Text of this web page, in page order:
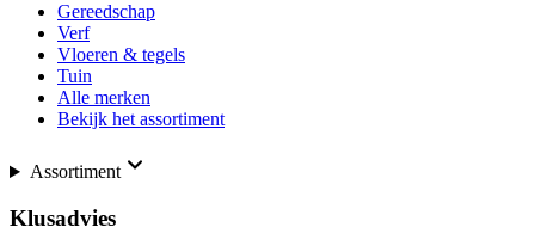
Gereedschap
Verf
Vloeren & tegels
Tuin
Alle merken
Bekijk het assortiment
Assortiment
Klusadvies